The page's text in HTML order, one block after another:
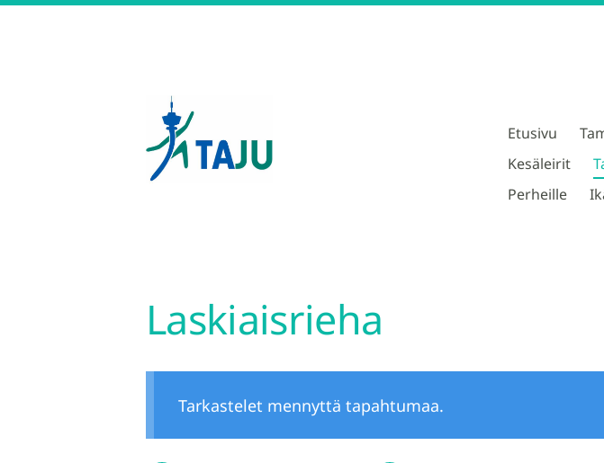
Tampereen Jumppatiimi TAJU ry
Etusivu
Kesäleirit
Perheille
Laskiaisrieha
Tarkastelet mennyttä tapahtumaa.